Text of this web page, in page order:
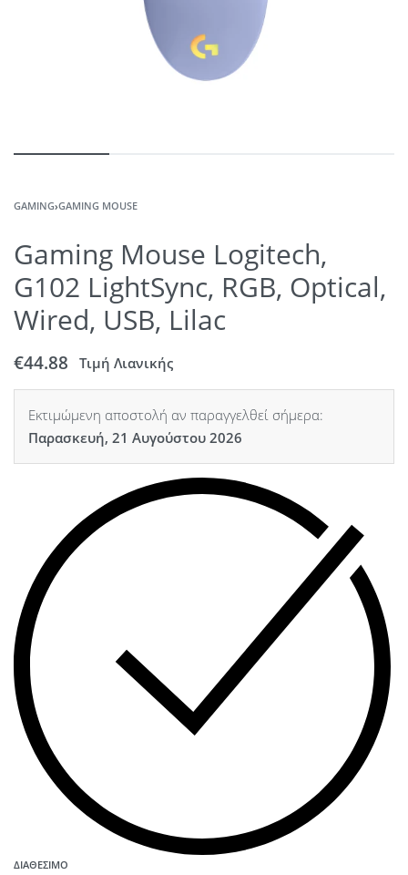
GAMING›GAMING MOUSE
Gaming Mouse Logitech,
G102 LightSync, RGB, Optical,
Wired, USB, Lilac
€44.88 Τιμή Λιανικής
Εκτιμώμενη αποστολή αν παραγγελθεί σήμερα:
Παρασκευή, 21 Αυγούστου 2026
ΔΙΑΘΈΣΙΜΟ